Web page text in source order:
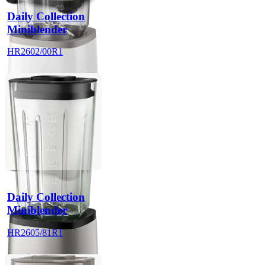
Daily Collection
Miniblender
HR2602/00R1
Daily Collection
Miniblender
HR2605/81R1